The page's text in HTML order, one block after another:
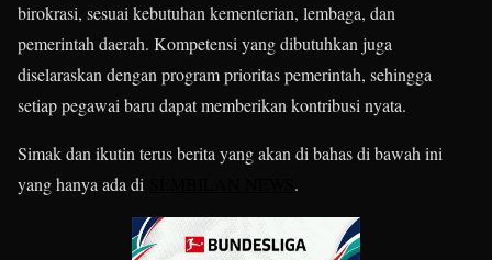
birokrasi, sesuai kebutuhan kementerian, lembaga, dan
pemerintah daerah. Kompetensi yang dibutuhkan juga
diselaraskan dengan program prioritas pemerintah, sehingga
setiap pegawai baru dapat memberikan kontribusi nyata.
Simak dan ikutin terus berita yang akan di bahas di bawah ini
yang hanya ada di
.